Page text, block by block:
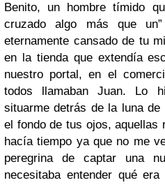
Benito, un hombre tímido
cruzado algo más que un”
eternamente cansado de tu
en la tienda que extendía
nuestro portal, en el
todos llamaban Juan. Lo
situarme detrás de la luna
el fondo de tus ojos, aquellas
hacía tiempo ya que no me
peregrina de captar una
necesitaba entender qué